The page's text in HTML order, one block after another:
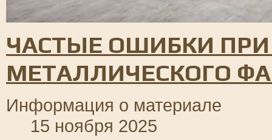
ЧАСТЫЕ ОШИБКИ ПРИ
МЕТАЛЛИЧЕСКОГО
Информация о материале
15 ноября 2025